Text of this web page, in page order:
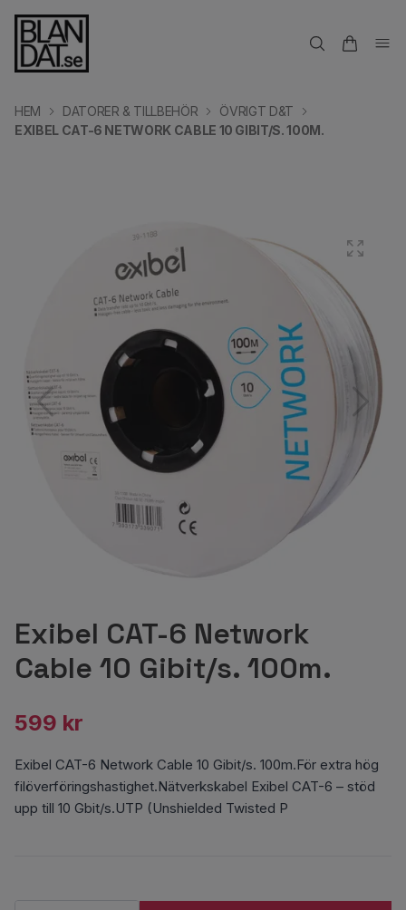
HEM DATORER & TILLBEHÖR
ÖVRIGT D&T
EXIBEL CAT-6 NETWORK CABLE 10 GIBIT/S. 100M.
Exibel CAT-6 Network
Cable 10 Gibit/s. 100m.
599 kr
Exibel CAT-6 Network Cable 10 Gibit/s. 100m.För extra hög
filöverföringshastighet.Nätverkskabel Exibel CAT-6 – stöd
upp till 10 Gbit/s.UTP (Unshielded Twisted P